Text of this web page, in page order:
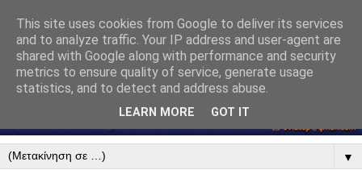
▼
This site uses cookies from Google to deliver its services
and to analyze traffic. Your IP address and user-agent are
shared with Google along with performance and security
metrics to ensure quality of service, generate usage
statistics, and to detect and address abuse.
LEARN MORE GOT IT